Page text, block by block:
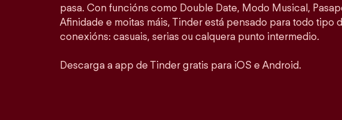
pasa. Con funcións como Double Date, Modo Musical,
Afinidade e moitas máis, Tinder está pensado para todo tipo
conexións: casuais, serias ou calquera punto intermedio.
Descarga a app de Tinder gratis para iOS e Android.